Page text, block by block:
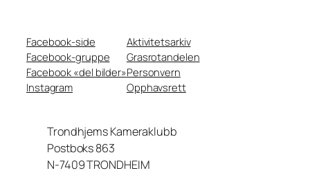
Facebook-side
Facebook-gruppe
Facebook «del bilder»
Instagram
Aktivitetsarkiv
Grasrotandelen
Personvern
Opphavsrett
Trondhjems Kameraklubb
Postboks 863
N-7409 TRONDHEIM